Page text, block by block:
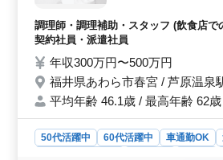
雇用・労災・健康・厚生年金に加入
に安定した生活を送ることができま
支給で上限がなく、通勤費用の負
＜働きやすい環境とアクセスの良さ
歩圏内の好立地にあり、通勤が便利
も可能で、通勤のストレスが少なく
二日制で、土日祝日が休みとなって
す。勤務時間は10:30から22:00で、
分）が確保されているため、リフレ
く済みます。 ＊賞与
車通勤OK ＊50歳以上
調理師・調理補助・スタッフ (飲食店で
契約社員・派遣社員
年収300万円〜500万円
福井県あわら市春宮 / 芦原温泉
平均年齢 46.1歳 / 最高年齢 62歳
50代活躍中 60代活躍中 車通勤OK